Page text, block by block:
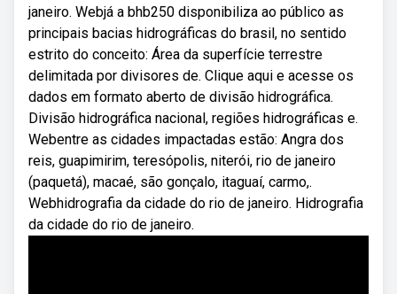
janeiro. Webjá a bhb250 disponibiliza ao público as
principais bacias hidrográficas do brasil, no sentido
estrito do conceito: Área da superfície terrestre
delimitada por divisores de. Clique aqui e acesse os
dados em formato aberto de divisão hidrográfica.
Divisão hidrográfica nacional, regiões hidrográficas e.
Webentre as cidades impactadas estão: Angra dos
reis, guapimirim, teresópolis, niterói, rio de janeiro
(paquetá), macaé, são gonçalo, itaguaí, carmo,.
Webhidrografia da cidade do rio de janeiro. Hidrografia
da cidade do rio de janeiro.